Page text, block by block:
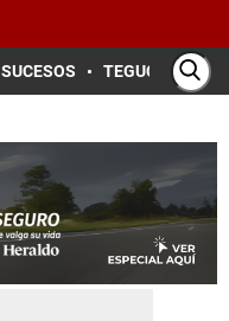
SUCESOS TEGUCIGALPA